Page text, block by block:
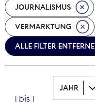
JOURNALISMUS
VERMARKTUNG
ALLE FILTER
1 bis 1
JAHR